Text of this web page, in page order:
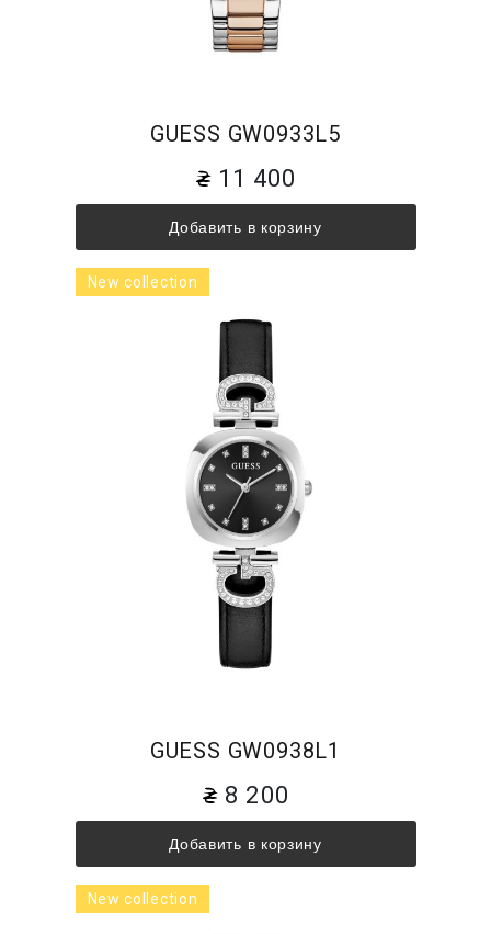
GUESS GW0933L5
11 400
Добавить в корзину
GUESS GW0938L1
8 200
Добавить в корзину
New collection
New collection